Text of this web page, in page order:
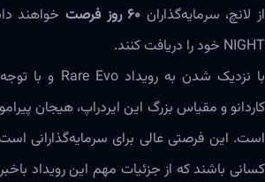
از لانچ، سرمایه‌گذاران ۶۰ روز فرصت
خواهند
NIGHT خود را دریافت کنند.
کاردانو و مقیاس بزرگ این ایردراپ، هیجان
است. این فرصتی عالی برای سرمایه‌گذارانی
کسانی باشند که از جزئیات مهم این رویداد